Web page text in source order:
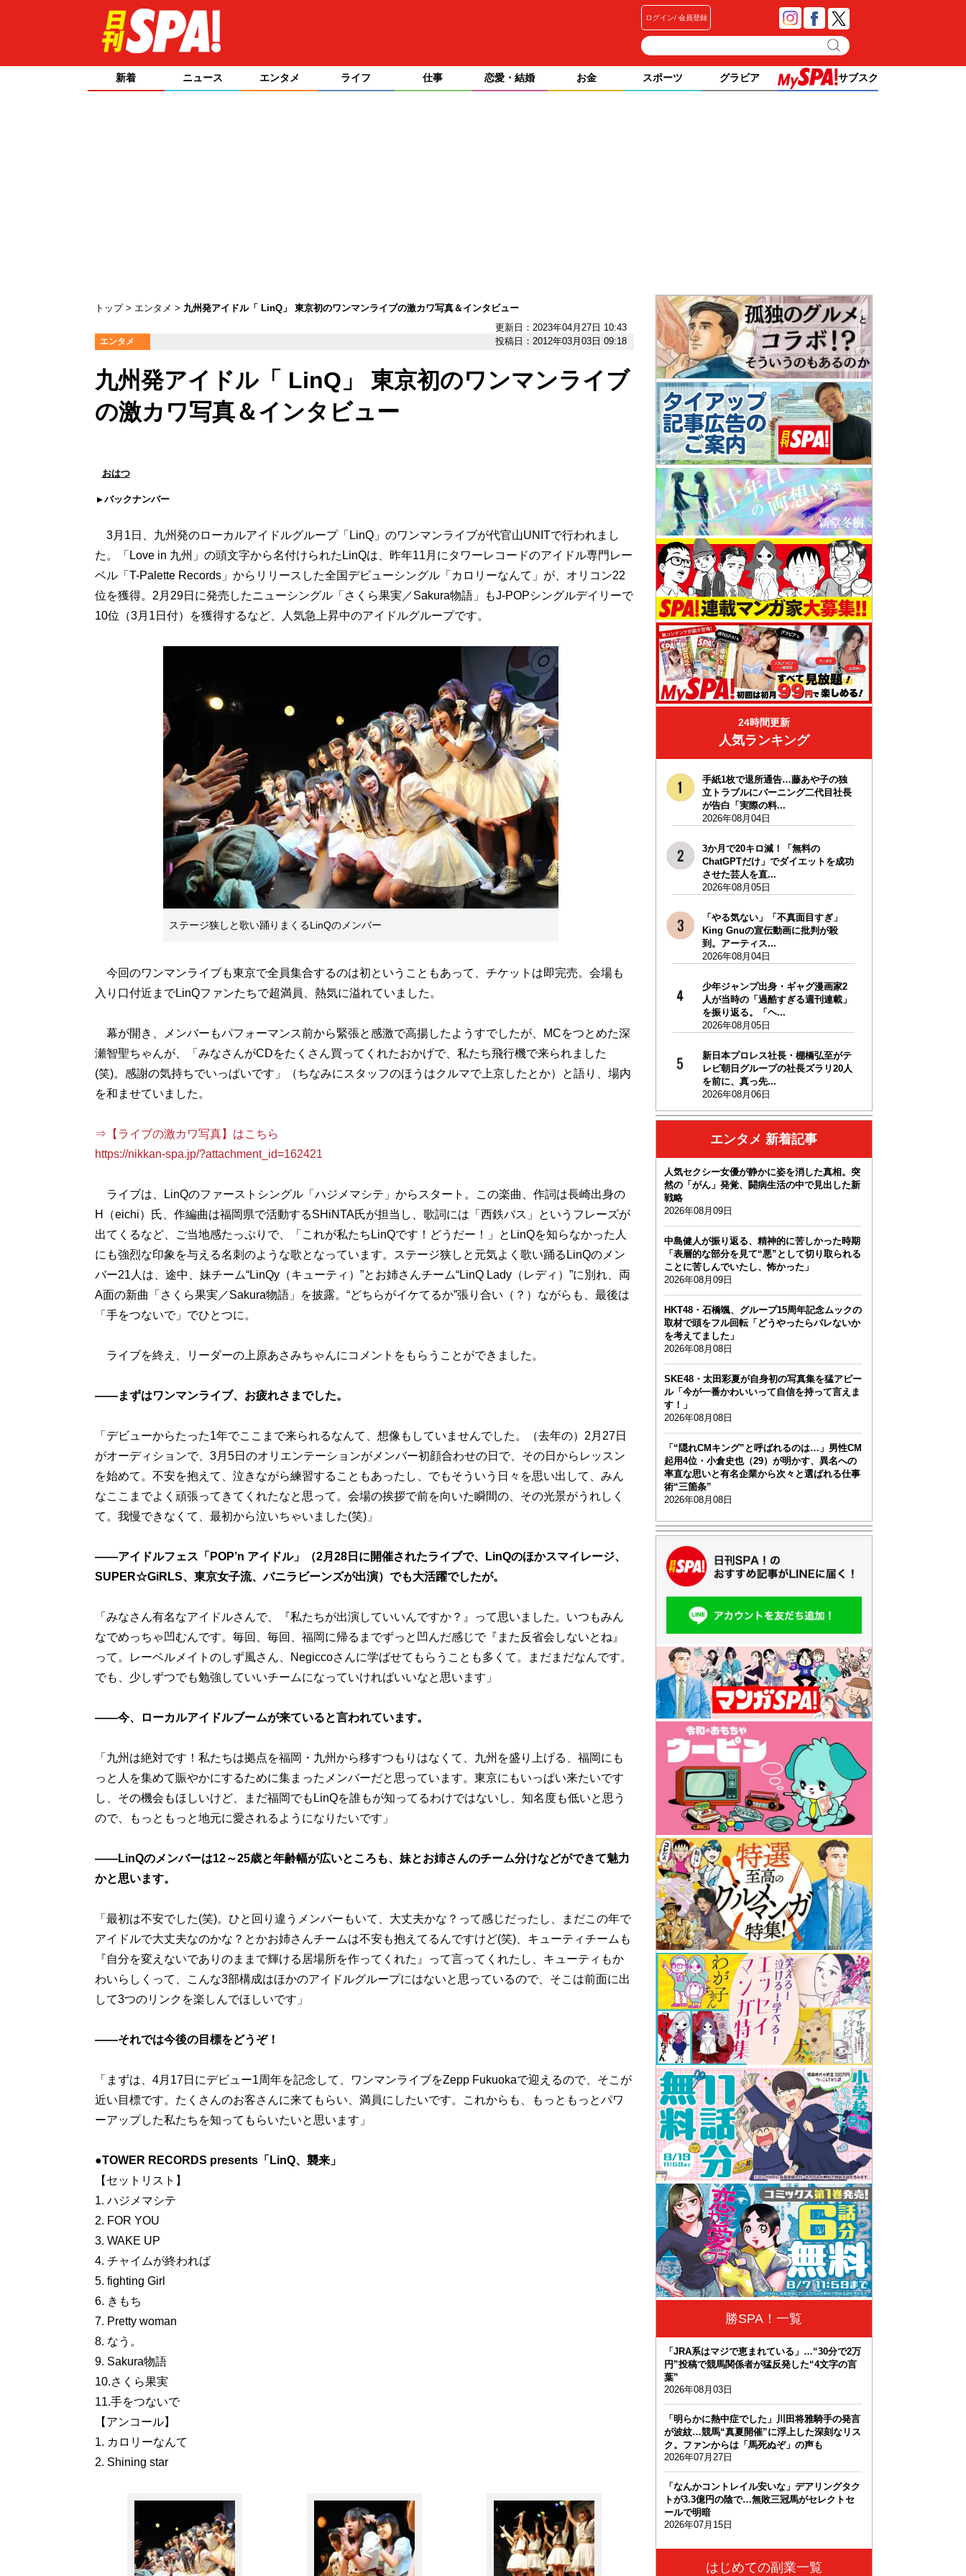
ログイン 会員登録
新着 ニュース エンタメ ライフ 仕事 恋愛・結婚 お金 スポーツ グラビア サブスク
トップ エンタメ
九州発アイドル「 LinQ」 東京初のワンマンライブの激カワ写真＆インタビュー
更新日：2023年04月27日 10:43
エンタメ 投稿日：2012年03月03日 09:18
九州発アイドル「 LinQ」 東京初のワンマンライブ
の激カワ写真＆インタビュー
おはつ
バックナンバー
3月1日、九州発のローカルアイドルグループ「LinQ」のワンマンライブが代官山UNITで行われまし
た。「Love in 九州」の頭文字から名付けられたLinQは、昨年11月にタワーレコードのアイドル専門レー
ベル「T-Palette Records」からリリースした全国デビューシングル「カロリーなんて」が、オリコン22
位を獲得。2月29日に発売したニューシングル「さくら果実／Sakura物語」もJ-POPシングルデイリーで
10位（3月1日付）を獲得するなど、人気急上昇中のアイドルグループです。
ステージ狭しと歌い踊りまくるLinQのメンバー
今回のワンマンライブも東京で全員集合するのは初ということもあって、チケットは即完売。会場も
入り口付近までLinQファンたちで超満員、熱気に溢れていました。
幕が開き、メンバーもパフォーマンス前から緊張と感激で高揚したようすでしたが、MCをつとめた深
瀬智聖ちゃんが、「みなさんがCDをたくさん買ってくれたおかげで、私たち飛行機で来られました
(笑)。感謝の気持ちでいっぱいです」（ちなみにスタッフのほうはクルマで上京したとか）と語り、場内
を和ませていました。
⇒【ライブの激カワ写真】はこちら
https://nikkan-spa.jp/?attachment_id=162421
ライブは、LinQのファーストシングル「ハジメマシテ」からスタート。この楽曲、作詞は長崎出身の
H（eichi）氏、作編曲は福岡県で活動するSHiNTA氏が担当し、歌詞には「西鉄バス」というフレーズが
出てくるなど、ご当地感たっぷりで、「これが私たちLinQです！どうだー！」とLinQを知らなかった人
にも強烈な印象を与える名刺のような歌となっています。ステージ狭しと元気よく歌い踊るLinQのメン
バー21人は、途中、妹チーム“LinQy（キューティ）”とお姉さんチーム“LinQ Lady（レディ）”に別れ、両
A面の新曲「さくら果実／Sakura物語」を披露。“どちらがイケてるか”張り合い（？）ながらも、最後は
「手をつないで」でひとつに。
ライブを終え、リーダーの上原あさみちゃんにコメントをもらうことができました。
――まずはワンマンライブ、お疲れさまでした。
「デビューからたった1年でここまで来られるなんて、想像もしていませんでした。（去年の）2月27日
がオーディションで、3月5日のオリエンテーションがメンバー初顔合わせの日で、その日からレッスン
を始めて。不安を抱えて、泣きながら練習することもあったし、でもそういう日々を思い出して、みん
なここまでよく頑張ってきてくれたなと思って。会場の挨拶で前を向いた瞬間の、その光景がうれしく
て。我慢できなくて、最初から泣いちゃいました(笑)」
――アイドルフェス「POP’n アイドル」（2月28日に開催されたライブで、LinQのほかスマイレージ、
SUPER☆GiRLS、東京女子流、バニラビーンズが出演）でも大活躍でしたが。
「みなさん有名なアイドルさんで、『私たちが出演していいんですか？』って思いました。いつもみん
なでめっちゃ凹むんです。毎回、毎回、福岡に帰るまでずっと凹んだ感じで『また反省会しないとね』
って。レーベルメイトのしず風さん、Negiccoさんに学ばせてもらうことも多くて。まだまだなんです。
でも、少しずつでも勉強していいチームになっていければいいなと思います」
――今、ローカルアイドルブームが来ていると言われています。
「九州は絶対です！私たちは拠点を福岡・九州から移すつもりはなくて、九州を盛り上げる、福岡にも
っと人を集めて賑やかにするために集まったメンバーだと思っています。東京にもいっぱい来たいです
し、その機会もほしいけど、まだ福岡でもLinQを誰もが知ってるわけではないし、知名度も低いと思う
ので、もっともっと地元に愛されるようになりたいです」
――LinQのメンバーは12～25歳と年齢幅が広いところも、妹とお姉さんのチーム分けなどができて魅力
かと思います。
「最初は不安でした(笑)。ひと回り違うメンバーもいて、大丈夫かな？って感じだったし、まだこの年で
アイドルで大丈夫なのかな？とかお姉さんチームは不安も抱えてるんですけど(笑)、キューティチームも
『自分を変えないでありのままで輝ける居場所を作ってくれた』って言ってくれたし、キューティもか
わいらしくって、こんな3部構成はほかのアイドルグループにはないと思っているので、そこは前面に出
して3つのリンクを楽しんでほしいです」
――それでは今後の目標をどうぞ！
「まずは、4月17日にデビュー1周年を記念して、ワンマンライブをZepp Fukuokaで迎えるので、そこが
近い目標です。たくさんのお客さんに来てもらい、満員にしたいです。これからも、もっともっとパワ
ーアップした私たちを知ってもらいたいと思います」
●TOWER RECORDS presents「LinQ、襲来」
【セットリスト】
1. ハジメマシテ
2. FOR YOU
3. WAKE UP
4. チャイムが終われば
5. fighting Girl
6. きもち
7. Pretty woman
8. なう。
9. Sakura物語
10.さくら果実
11.手をつないで
【アンコール】
1. カロリーなんて
2. Shining star
24時間更新
人気ランキング
手紙1枚で退所通告…藤あや子の独
立トラブルにバーニング二代目社長
が告白「実際の料...
2026年08月04日
3か月で20キロ減！「無料の
ChatGPTだけ」でダイエットを成功
させた芸人を直...
2026年08月05日
「やる気ない」「不真面目すぎ」
King Gnuの宣伝動画に批判が殺
到。アーティス...
2026年08月04日
少年ジャンプ出身・ギャグ漫画家2
人が当時の「過酷すぎる週刊連載」
を振り返る。「ヘ...
2026年08月05日
新日本プロレス社長・棚橋弘至がテ
レビ朝日グループの社長ズラリ20人
を前に、真っ先...
2026年08月06日
エンタメ 新着記事
人気セクシー女優が静かに姿を消した真相。突
然の「がん」発覚、闘病生活の中で見出した新
戦略
2026年08月09日
中島健人が振り返る、精神的に苦しかった時期
「表層的な部分を見て“悪”として切り取られる
ことに苦しんでいたし、怖かった」
2026年08月09日
HKT48・石橋颯、グループ15周年記念ムックの
取材で頭をフル回転「どうやったらバレないか
を考えてました」
2026年08月08日
SKE48・太田彩夏が自身初の写真集を猛アピー
ル「今が一番かわいいって自信を持って言えま
す！」
2026年08月08日
「“隠れCMキング”と呼ばれるのは…」男性CM
起用4位・小倉史也（29）が明かす、異名への
率直な思いと有名企業から次々と選ばれる仕事
術“三箇条”
2026年08月08日
勝SPA！一覧
「JRA系はマジで恵まれている」…“30分で2万
円”投稿で競馬関係者が猛反発した“4文字の言
葉”
2026年08月03日
「明らかに熱中症でした」川田将雅騎手の発言
が波紋…競馬“真夏開催”に浮上した深刻なリス
ク。ファンからは「馬死ぬぞ」の声も
2026年07月27日
「なんかコントレイル安いな」デアリングタク
トが3.3億円の陰で…無敗三冠馬がセレクトセ
ールで明暗
2026年07月15日
はじめての副業一覧